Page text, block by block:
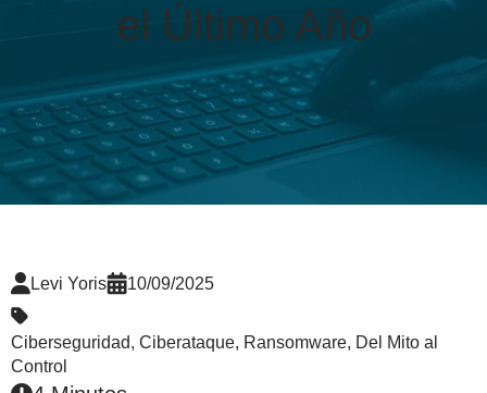
el Último Año
Levi Yoris 10/09/2025
Ciberseguridad, Ciberataque, Ransomware, Del Mito al
Control